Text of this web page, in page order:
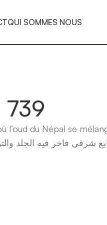
QUI SOMMES NOUS
739
l’oud du Népal se